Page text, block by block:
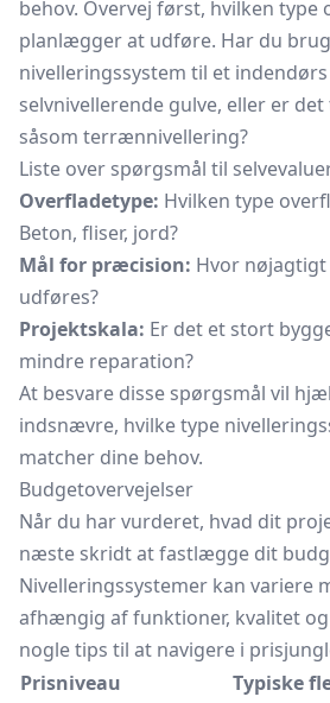
behov. Overvej først, hvilken type
planlægger at udføre. Har du
nivelleringssystem til et
selvnivellerende gulve, eller er
såsom terrænnivellering?
Liste over spørgsmål til
Overfladetype: Hvilken type
Beton, fliser, jord?
Mål for præcision: Hvor
udføres?
Projektskala: Er det et stort
mindre reparation?
At besvare disse spørgsmål vil
indsnævre, hvilke type
matcher dine behov.
Budgetovervejelser
Når du har vurderet, hvad dit
næste skridt at fastlægge dit
Nivelleringssystemer kan variere
afhængig af funktioner, kvalitet
nogle tips til at navigere i
Prisniveau
Typiske